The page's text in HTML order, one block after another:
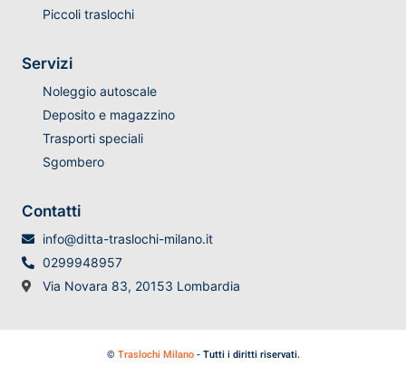
Piccoli traslochi
Servizi
Noleggio autoscale
Deposito e magazzino
Trasporti speciali
Sgombero
Contatti
info@ditta-traslochi-milano.it
0299948957
Via Novara 83, 20153 Lombardia
© Traslochi Milano- Tutti i diritti riservati.